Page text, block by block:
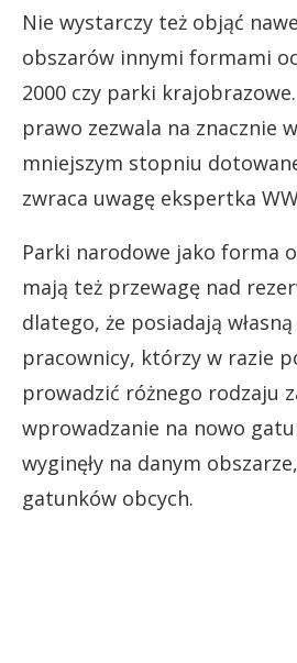
Nie wystarczy też objąć
obszarów innymi formami
2000 czy parki
prawo zezwala na znacznie
mniejszym stopniu
zwraca uwagę ekspertka
Parki narodowe jako forma
mają też przewagę nad
dlatego, że posiadają
pracownicy, którzy w razie
prowadzić różnego rodzaju
wprowadzanie na nowo
wyginęły na danym
gatunków obcych.